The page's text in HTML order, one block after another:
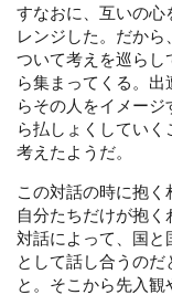
すなおに、互いの心
レンジした。だか
ついて考えを巡らし
ら集まってくる。
らその人をイメー
ら払しょくしてい
考えたようだ。
この対話の時に抱
自分たちだけが抱く
対話によって、国と
として話し合うの
と。そこから先入